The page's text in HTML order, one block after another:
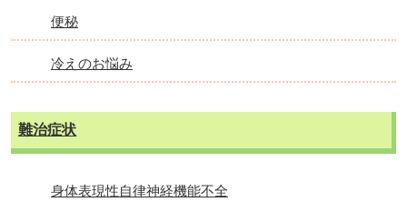
便秘
冷えのお悩み
難治症状
身体表現性自律神経機能不全